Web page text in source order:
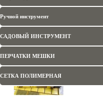
Ручной инструмент
САДОВЫЙ ИНСТРУМЕНТ
ПЕРЧАТКИ МЕШКИ
СЕТКА ПОЛИМЕРНАЯ